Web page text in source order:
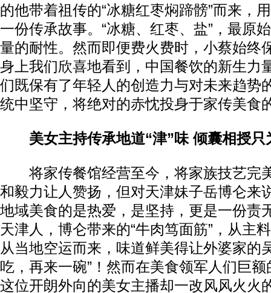
的他带着祖传的“冰糖红枣焖蹄髈”而来，
一份传承故事。“冰糖、红枣、盐”，最原
量的耐性。然而即便费火费时，小蔡始终
身上我们欣喜地看到，中国餐饮的新生力
们既保有了年轻人的创造力与对未来趋势
统中坚守，将绝对的赤忱投身于家传美食
美女主持传承地道“津”味 倾囊相授只
将家传餐馆经营至今，将家族技艺完
和毅力让人赞扬，但对天津妹子岳博仑来
地域美食的是热爱，是坚持，更是一份责
天津人，博仑带来的“牛肉笃面筋”，从主
从当地空运而来，味道鲜美得让外婆家的
吃，再来一碗”！然而在美食领军人们巨
这位开朗外向的美女主播却一改风风火火